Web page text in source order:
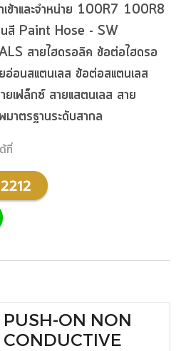
าและจำหน่าย 100R7 100R8
สี Paint Hose - SW
สายไฮดรอลิค ข้อต่อไฮดรอ
อ่อนสแตนเลส ข้อต่อสแตนเลส
ยเฟล็กซ์ สายแสตนเลส สาย
าตรฐานระดับสากล
ที่
PUSH-ON NON
CONDUCTIVE